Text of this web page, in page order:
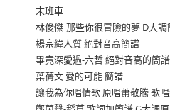
末班車
林俊傑-那些你很冒險的夢 D大調
楊宗緯人質 絕對音高簡譜
畢竟深愛過-六哲 絕對音高的簡
葉蒨文 愛的可能 簡譜
讓我為你唱情歌 原唱蕭敬騰 歌